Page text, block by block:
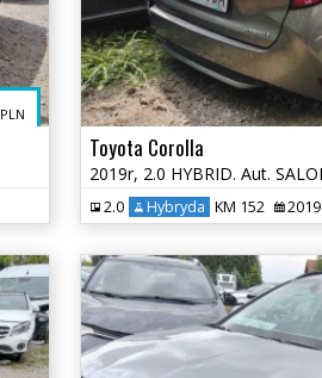
PLN
Toyota Corolla
2.0 Hybryda KM 152 2019